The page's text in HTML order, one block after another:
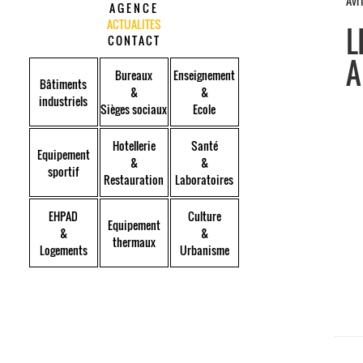
AGENCE
ACTUALITES
CONTACT
Bâtiments
industriels
Bureaux
&
Sièges sociaux
Enseignement
&
Ecole
Equipement
sportif
Hotellerie
&
Restauration
Santé
&
Laboratoires
EHPAD
&
Logements
Equipement
thermaux
Culture
&
Urbanisme